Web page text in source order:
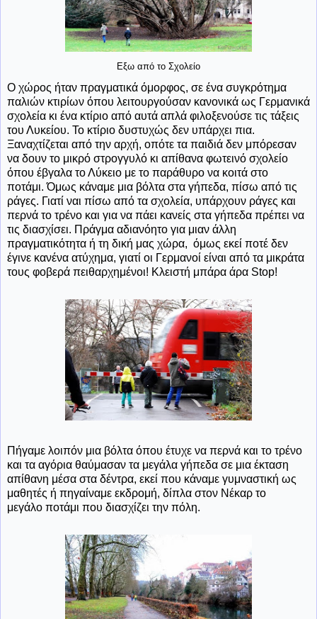
Εξω από το Σχολείο
Ο χώρος ήταν πραγματικά όμορφος, σε ένα συγκρότημα
παλιών κτιρίων όπου λειτουργούσαν κανονικά ως Γερμανικά
σχολεία κι ένα κτίριο από αυτά απλά φιλοξενούσε τις τάξεις
του Λυκείου. Το κτίριο δυστυχώς δεν υπάρχει πια.
Ξαναχτίζεται από την αρχή, οπότε τα παιδιά δεν μπόρεσαν
να δουν το μικρό στρογγυλό κι απίθανα φωτεινό σχολείο
όπου έβγαλα το Λύκειο με το παράθυρο να κοιτά στο
ποτάμι. Όμως κάναμε μια βόλτα στα γήπεδα, πίσω από τις
ράγες. Γιατί ναι πίσω από τα σχολεία, υπάρχουν ράγες και
περνά το τρένο και για να πάει κανείς στα γήπεδα πρέπει να
τις διασχίσει. Πράγμα αδιανόητο για μιαν άλλη
πραγματικότητα ή τη δική μας χώρα, όμως εκεί ποτέ δεν
έγινε κανένα ατύχημα, γιατί οι Γερμανοί είναι από τα μικράτα
τους φοβερά πειθαρχημένοι! Κλειστή μπάρα άρα Stop!
Πήγαμε λοιπόν μια βόλτα όπου έτυχε να περνά και το τρένο
και τα αγόρια θαύμασαν τα μεγάλα γήπεδα σε μια έκταση
απίθανη μέσα στα δέντρα, εκεί που κάναμε γυμναστική ως
μαθητές ή πηγαίναμε εκδρομή, δίπλα στον Νέκαρ το
μεγάλο ποτάμι που διασχίζει την πόλη.